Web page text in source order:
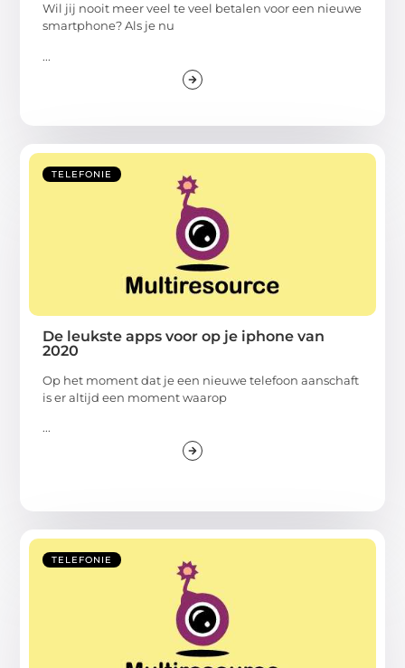
Wil jij nooit meer veel te veel betalen voor een nieuwe
smartphone? Als je nu
...
TELEFONIE
De leukste apps voor op je iphone van
2020
Op het moment dat je een nieuwe telefoon aanschaft
is er altijd een moment waarop
...
TELEFONIE